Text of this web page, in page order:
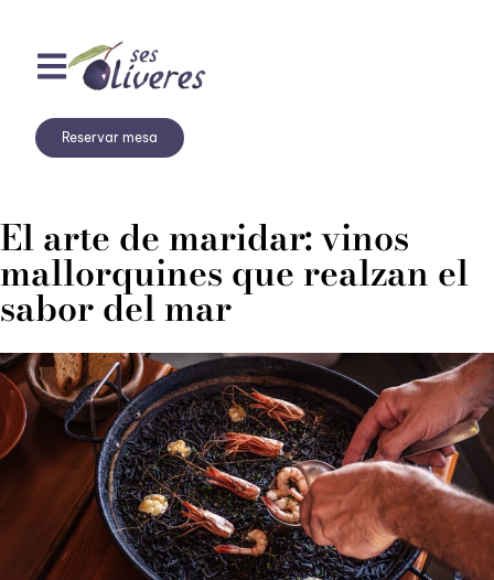
Reservar mesa
El arte de maridar: vinos
mallorquines que realzan el
sabor del mar